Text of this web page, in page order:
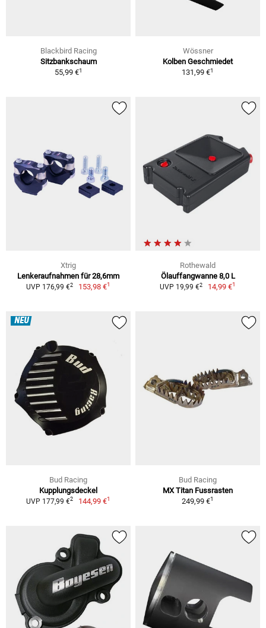
Blackbird Racing
Sitzbankschaum
55,99 €1
Wössner
Kolben Geschmiedet
131,99 €1
Xtrig
Lenkeraufnahmen für 28,6mm
UVP 176,99 €2 153,98 €1
Rothewald
Ölauffangwanne 8,0 L
UVP 19,99 €2 14,99 €1
NEU
Bud Racing
Kupplungsdeckel
UVP 177,99 €2 144,99 €1
Bud Racing
MX Titan Fussrasten
249,99 €1